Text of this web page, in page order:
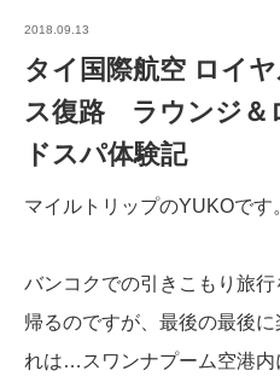
2018.09.13
タイ国際航空 ロイ
ス復路 ラウンジ＆
ドスパ体験記
マイルトリップのYUKOです
バンコクでの引きこもり旅
帰るのですが、最後の最後
れは…スワンナプーム空港内